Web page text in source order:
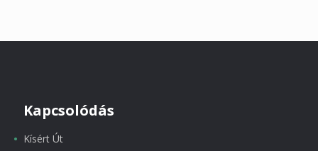
Kapcsolódás
Kísért Út